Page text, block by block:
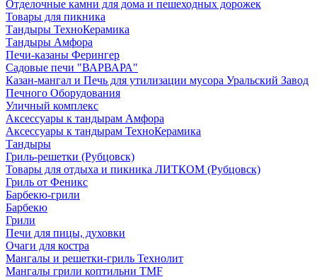
Отделочные камни для дома и пешеходных дорожек
Товары для пикника
Тандыры ТехноКерамика
Тандыры Амфора
Печи-казаны Ферингер
Садовые печи "ВАРВАРА"
Казан-мангал и Печь для утилизации мусора Уральский Завод
Печного Оборудования
Уличный комплекс
Аксессуары к тандырам Амфора
Аксессуары к тандырам ТехноКерамика
Тандыры
Гриль-решетки (Рубцовск)
Товары для отдыха и пикника ЛИТКОМ (Рубцовск)
Гриль от Феникс
Барбекю-грили
Барбекю
Грили
Печи для пицы, духовки
Очаги для костра
Мангалы и решетки-гриль Технолит
Мангалы грили коптильни TMF